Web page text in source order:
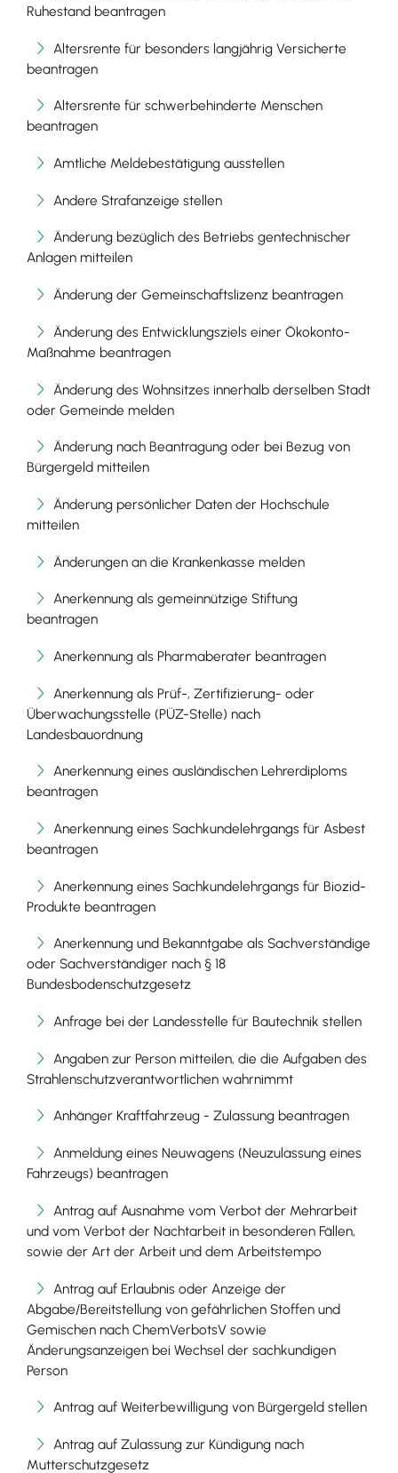
Ruhestand beantragen
Altersrente für besonders langjährig Versicherte
beantragen
Altersrente für schwerbehinderte Menschen
beantragen
Amtliche Meldebestätigung ausstellen
Andere Strafanzeige stellen
Änderung bezüglich des Betriebs gentechnischer
Anlagen mitteilen
Änderung der Gemeinschaftslizenz beantragen
Änderung des Entwicklungsziels einer Ökokonto-
Maßnahme beantragen
Änderung des Wohnsitzes innerhalb derselben Stadt
oder Gemeinde melden
Änderung nach Beantragung oder bei Bezug von
Bürgergeld mitteilen
Änderung persönlicher Daten der Hochschule
mitteilen
Änderungen an die Krankenkasse melden
Anerkennung als gemeinnützige Stiftung
beantragen
Anerkennung als Pharmaberater beantragen
Anerkennung als Prüf-, Zertifizierung- oder
Überwachungsstelle (PÜZ-Stelle) nach
Landesbauordnung
Anerkennung eines ausländischen Lehrerdiploms
beantragen
Anerkennung eines Sachkundelehrgangs für Asbest
beantragen
Anerkennung eines Sachkundelehrgangs für Biozid-
Produkte beantragen
Anerkennung und Bekanntgabe als Sachverständige
oder Sachverständiger nach § 18
Bundesbodenschutzgesetz
Anfrage bei der Landesstelle für Bautechnik stellen
Angaben zur Person mitteilen, die die Aufgaben des
Strahlenschutzverantwortlichen wahrnimmt
Anhänger Kraftfahrzeug - Zulassung beantragen
Anmeldung eines Neuwagens (Neuzulassung eines
Fahrzeugs) beantragen
Antrag auf Ausnahme vom Verbot der Mehrarbeit
und vom Verbot der Nachtarbeit in besonderen Fällen,
sowie der Art der Arbeit und dem Arbeitstempo
Antrag auf Erlaubnis oder Anzeige der
Abgabe/Bereitstellung von gefährlichen Stoffen und
Gemischen nach ChemVerbotsV sowie
Änderungsanzeigen bei Wechsel der sachkundigen
Person
Antrag auf Weiterbewilligung von Bürgergeld stellen
Antrag auf Zulassung zur Kündigung nach
Mutterschutzgesetz